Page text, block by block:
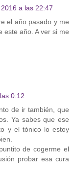
a las 22:47
el año pasado y me
este año. A ver si me
0:12
de ir también, que
Ya sabes que ese
y el tónico lo estoy
de cogerme el
probar esa cura